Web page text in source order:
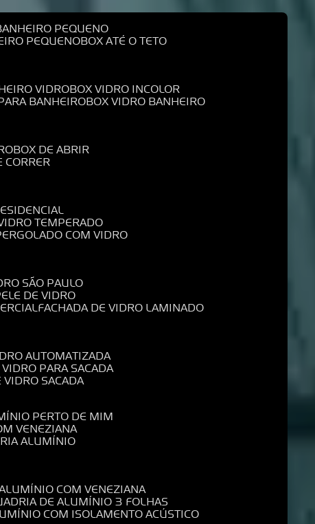
PEQUENO
PEQUENO BOX ATÉ O TETO
VIDRO BOX VIDRO INCOLOR
BANHEIRO BOX VIDRO BANHEIRO
BOX DE ABRIR
CORRER
TEMPERADO
PERGOLADO COM VIDRO
SÃO PAULO
DE VIDRO
FACHADA DE VIDRO LAMINADO
AUTOMATIZADA
VIDRO PARA SACADA
VIDRO SACADA
PERTO DE MIM
VENEZIANA
ALUMÍNIO
COM VENEZIANA
DE ALUMÍNIO 3 FOLHAS
COM ISOLAMENTO ACÚSTICO